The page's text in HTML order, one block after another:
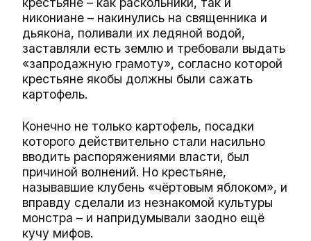
никониане – накинулись на священника и
дьякона, поливали их ледяной водой,
заставляли есть землю и требовали выдать
«запродажную грамоту», согласно которой
крестьяне якобы должны были сажать
картофель.
Конечно не только картофель, посадки
которого действительно стали насильно
вводить распоряжениями власти, был
причиной волнений. Но крестьяне,
называвшие клубень «чёртовым яблоком», и
вправду сделали из незнакомой культуры
монстра – и напридумывали заодно ещё
кучу мифов.